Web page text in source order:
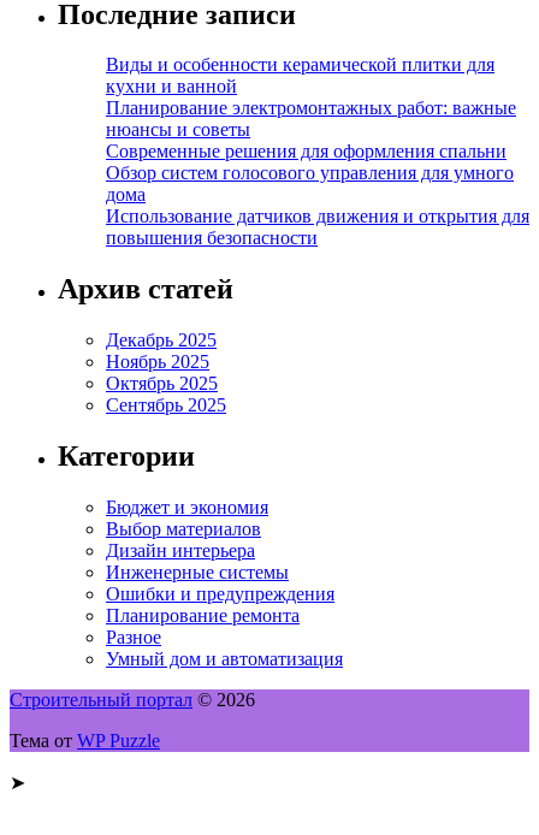
Последние записи
Виды и особенности керамической плитки для
кухни и ванной
Планирование электромонтажных работ: важные
нюансы и советы
Современные решения для оформления спальни
Обзор систем голосового управления для умного
дома
Использование датчиков движения и открытия для
повышения безопасности
Архив статей
Декабрь 2025
Ноябрь 2025
Октябрь 2025
Сентябрь 2025
Категории
Бюджет и экономия
Выбор материалов
Дизайн интерьера
Инженерные системы
Ошибки и предупреждения
Планирование ремонта
Разное
Умный дом и автоматизация
Строительный портал © 2026
Тема от WP Puzzle
➤